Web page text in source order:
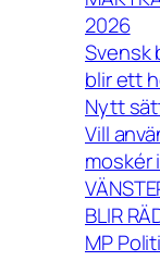
2026
Svensk
blir ett
Nytt
Vill
moskér
BLIR
MP